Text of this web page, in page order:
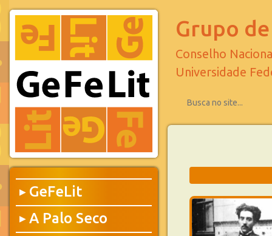
▶ GeFeLit
▶ A Palo Seco
Grupo
Conselho
Universidade